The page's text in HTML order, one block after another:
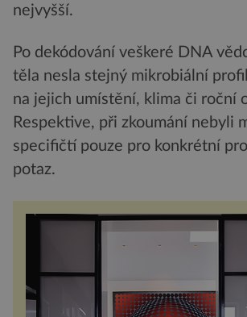
nejvyšší.
Po dekódování veškeré DNA
těla nesla stejný mikrobiální
na jejich umístění, klima či roční
Respektive, při zkoumání nebyli
specifičtí pouze pro konkrétní
potaz.